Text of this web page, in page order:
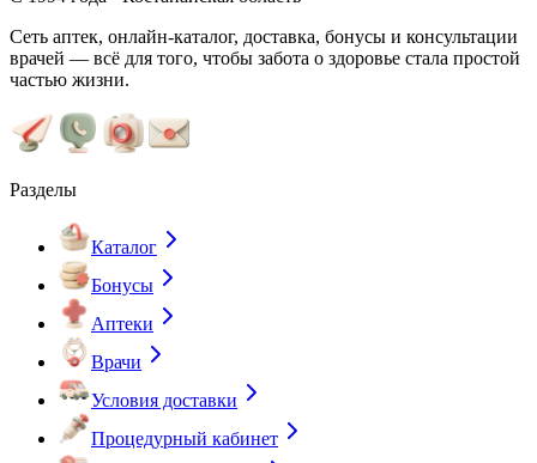
Сеть аптек, онлайн-каталог, доставка, бонусы и консультации
врачей — всё для того, чтобы забота о здоровье стала простой
частью жизни.
Разделы
Каталог
Бонусы
Аптеки
Врачи
Условия доставки
Процедурный кабинет